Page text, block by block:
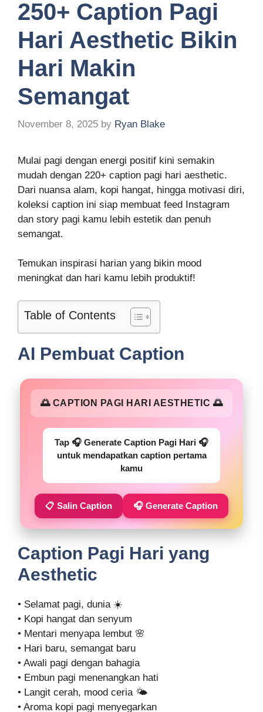
250+ Caption Pagi
Hari Aesthetic Bikin
Hari Makin
Semangat
November 8, 2025 by Ryan Blake
Mulai pagi dengan energi positif kini semakin
mudah dengan 220+ caption pagi hari aesthetic.
Dari nuansa alam, kopi hangat, hingga motivasi diri,
koleksi caption ini siap membuat feed Instagram
dan story pagi kamu lebih estetik dan penuh
semangat.
Temukan inspirasi harian yang bikin mood
meningkat dan hari kamu lebih produktif!
Table of Contents
AI Pembuat Caption
🌅 CAPTION PAGI HARI AESTHETIC 🌅
Tap 🎧 Generate Caption Pagi Hari 🎧
untuk mendapatkan caption pertama
kamu
📋 Salin Caption 🎧 Generate Caption
Caption Pagi Hari yang
Aesthetic
• Selamat pagi, dunia ☀️
• Kopi hangat dan senyum
• Mentari menyapa lembut 🌸
• Hari baru, semangat baru
• Awali pagi dengan bahagia
• Embun pagi menenangkan hati
• Langit cerah, mood ceria 🌤️
• Aroma kopi pagi menyegarkan